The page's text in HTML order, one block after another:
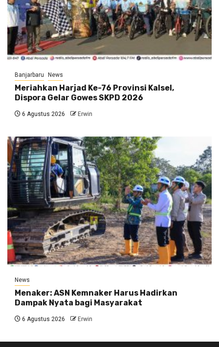
Banjarbaru News
Meriahkan Harjad Ke-76 Provinsi Kalsel,
Dispora Gelar Gowes SKPD 2026
6 Agustus 2026 Erwin
News
Menaker: ASN Kemnaker Harus Hadirkan
Dampak Nyata bagi Masyarakat
6 Agustus 2026 Erwin